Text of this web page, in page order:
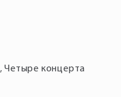
Четыре концерта